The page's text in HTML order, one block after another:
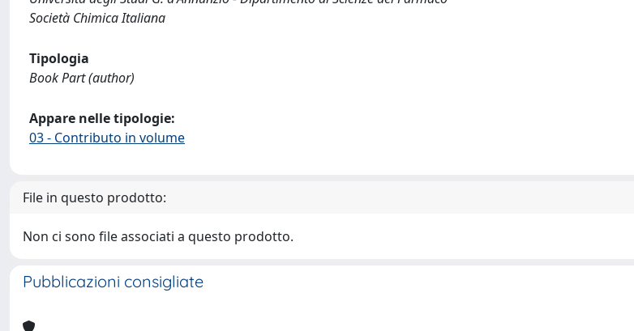
Società Chimica Italiana
Tipologia
Book Part (author)
Appare nelle tipologie:
03 - Contributo in volume
File in questo prodotto:
Non ci sono file associati a questo prodotto.
Pubblicazioni consigliate